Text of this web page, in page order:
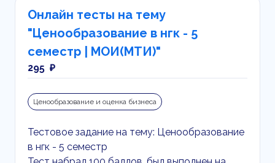
Онлайн тесты на тему
"Ценообразование в нгк - 5
семестр | МОИ(МТИ)"
295 ₽
Ценообразование и оценка бизнеса
Тестовое задание на тему: Ценообразование
в нгк - 5 семестр